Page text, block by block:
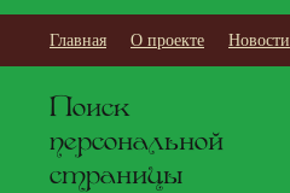
Главная О проекте Новости
Поиск
персональной
страницы